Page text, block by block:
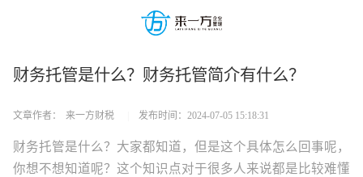
财务托管是什么？财务托管简介有什么？
文章作者： 来一方财税 发布时间：2024-07-05 15:18:31
财务托管是什么？大家都知道，但是这个具体怎么回事呢，
你想不想知道呢？这个知识点对于很多人来说都是比较难懂